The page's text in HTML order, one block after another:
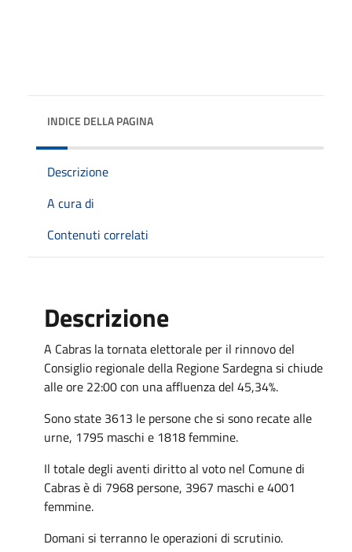
INDICE DELLA PAGINA
Descrizione
A cura di
Contenuti correlati
Descrizione
A Cabras la tornata elettorale per il rinnovo del
Consiglio regionale della Regione Sardegna si chiude
alle ore 22:00 con una affluenza del 45,34%.
Sono state 3613 le persone che si sono recate alle
urne, 1795 maschi e 1818 femmine.
Il totale degli aventi diritto al voto nel Comune di
Cabras è di 7968 persone, 3967 maschi e 4001
femmine.
Domani si terranno le operazioni di scrutinio.